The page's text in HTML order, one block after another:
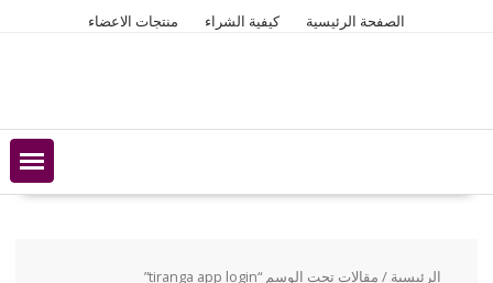
الصفحة الرئيسية كيفية الشراء منتجات الاعضاء
الرئيسية / مقالات تحت الوسم “tiranga app login”